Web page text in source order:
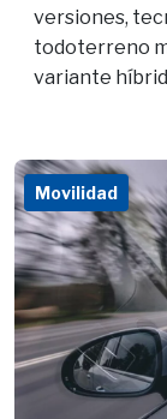
versiones,
todoterreno
variante
Movilidad